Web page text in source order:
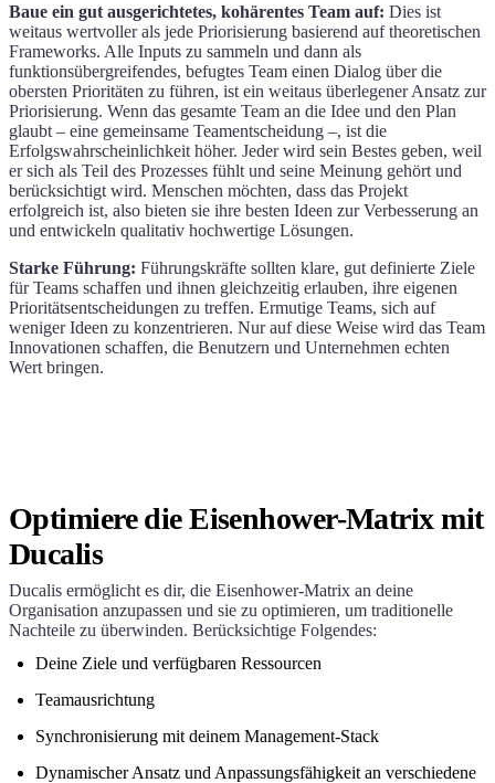
Baue ein gut ausgerichtetes, kohärentes Team auf: Dies ist
weitaus wertvoller als jede Priorisierung basierend auf theoretischen
Frameworks. Alle Inputs zu sammeln und dann als
funktionsübergreifendes, befugtes Team einen Dialog über die
obersten Prioritäten zu führen, ist ein weitaus überlegener Ansatz zur
Priorisierung. Wenn das gesamte Team an die Idee und den Plan
glaubt – eine gemeinsame Teamentscheidung –, ist die
Erfolgswahrscheinlichkeit höher. Jeder wird sein Bestes geben, weil
er sich als Teil des Prozesses fühlt und seine Meinung gehört und
berücksichtigt wird. Menschen möchten, dass das Projekt
erfolgreich ist, also bieten sie ihre besten Ideen zur Verbesserung an
und entwickeln qualitativ hochwertige Lösungen.
Starke Führung: Führungskräfte sollten klare, gut definierte Ziele
für Teams schaffen und ihnen gleichzeitig erlauben, ihre eigenen
Prioritätsentscheidungen zu treffen. Ermutige Teams, sich auf
weniger Ideen zu konzentrieren. Nur auf diese Weise wird das Team
Innovationen schaffen, die Benutzern und Unternehmen echten
Wert bringen.
Optimiere die Eisenhower-Matrix mit
Ducalis
Ducalis ermöglicht es dir, die Eisenhower-Matrix an deine
Organisation anzupassen und sie zu optimieren, um traditionelle
Nachteile zu überwinden. Berücksichtige Folgendes:
Deine Ziele und verfügbaren Ressourcen
Teamausrichtung
Synchronisierung mit deinem Management-Stack
Dynamischer Ansatz und Anpassungsfähigkeit an verschiedene